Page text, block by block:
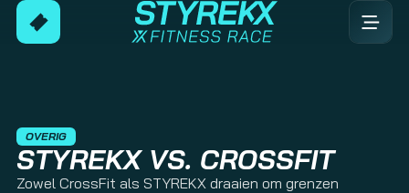
OVERIG
STYREKX VS. CROSSFIT
Zowel CrossFit als STYREKX draaien om grenzen